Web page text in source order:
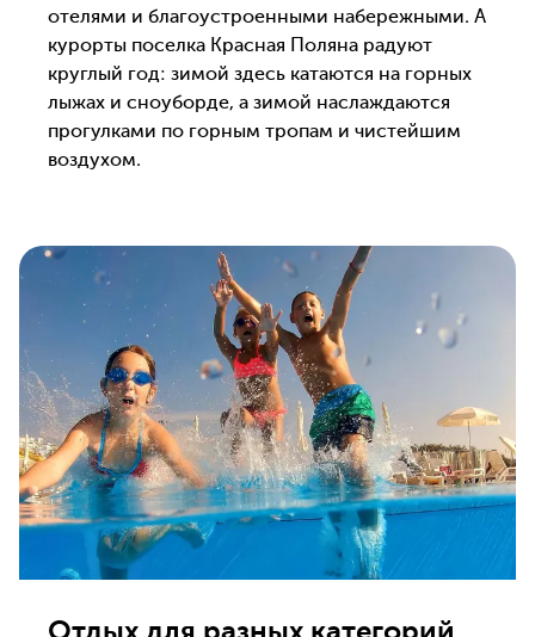
отелями и благоустроенными набережными. А
курорты поселка Красная Поляна радуют
круглый год: зимой здесь катаются на горных
лыжах и сноуборде, а зимой наслаждаются
прогулками по горным тропам и чистейшим
воздухом.